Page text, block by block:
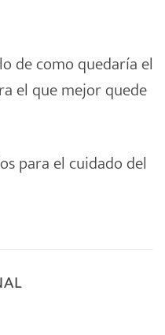
de como quedaría el
el que mejor quede
para el cuidado del